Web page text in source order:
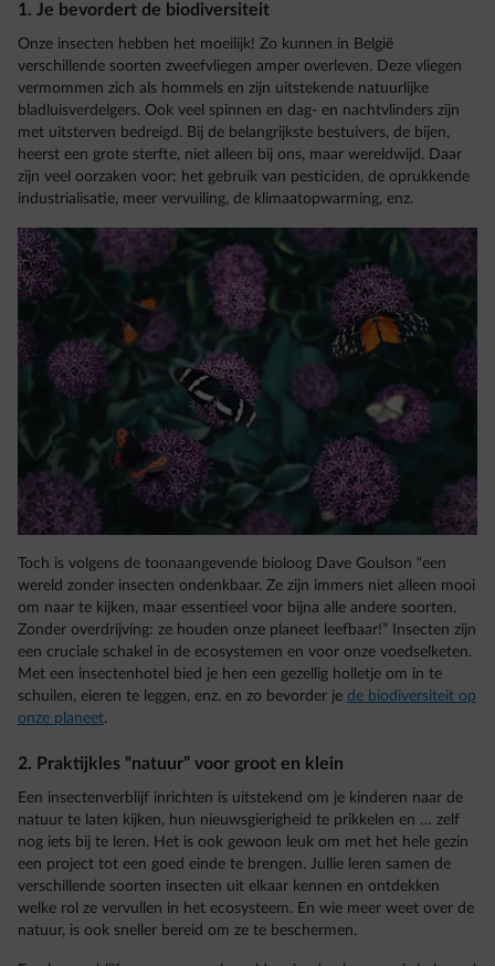
1. Je bevordert de biodiversiteit
Onze insecten hebben het moeilijk! Zo kunnen in België
verschillende soorten zweefvliegen amper overleven. Deze vliegen
vermommen zich als hommels en zijn uitstekende natuurlijke
bladluisverdelgers. Ook veel spinnen en dag- en nachtvlinders zijn
met uitsterven bedreigd. Bij de belangrijkste bestuivers, de bijen,
heerst een grote sterfte, niet alleen bij ons, maar wereldwijd. Daar
zijn veel oorzaken voor: het gebruik van pesticiden, de oprukkende
industrialisatie, meer vervuiling, de klimaatopwarming, enz.
Toch is volgens de toonaangevende bioloog Dave Goulson “een
wereld zonder insecten ondenkbaar. Ze zijn immers niet alleen mooi
om naar te kijken, maar essentieel voor bijna alle andere soorten.
Zonder overdrijving: ze houden onze planeet leefbaar!” Insecten zijn
een cruciale schakel in de ecosystemen en voor onze voedselketen.
Met een insectenhotel bied je hen een gezellig holletje om in te
schuilen, eieren te leggen, enz. en zo bevorder je de biodiversiteit op
onze planeet.
2. Praktijkles “natuur” voor groot en klein
Een insectenverblijf inrichten is uitstekend om je kinderen naar de
natuur te laten kijken, hun nieuwsgierigheid te prikkelen en … zelf
nog iets bij te leren. Het is ook gewoon leuk om met het hele gezin
een project tot een goed einde te brengen. Jullie leren samen de
verschillende soorten insecten uit elkaar kennen en ontdekken
welke rol ze vervullen in het ecosysteem. En wie meer weet over de
natuur, is ook sneller bereid om ze te beschermen.